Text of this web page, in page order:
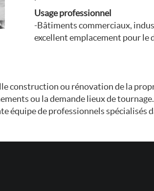
Usage professionnel
-Bâtiments commerciaux,
excellent emplacement pour le
construction ou rénovation de la
ou la demande lieux de tournage.
équipe de professionnels spécialisés